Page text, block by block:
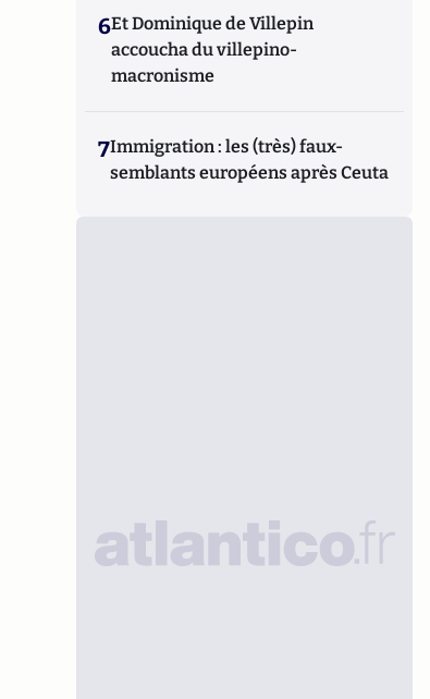
6Et Dominique de Villepin
accoucha du villepino-
macronisme
7Immigration : les (très) faux-
semblants européens après Ceuta